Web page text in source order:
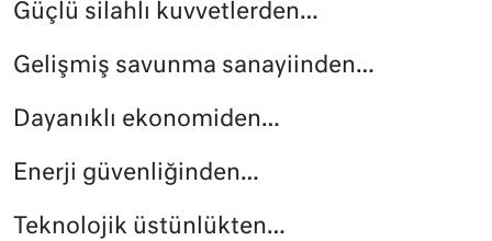
Güçlü silahlı kuvvetlerden…
Gelişmiş savunma sanayiinden…
Dayanıklı ekonomiden…
Enerji güvenliğinden…
Teknolojik üstünlükten…